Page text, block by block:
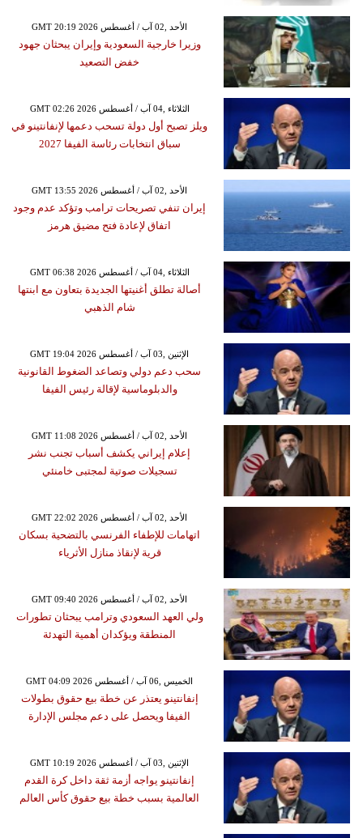
GMT 20:19 2026 الأحد ,02 آب / أغسطس
وزيرا خارجية السعودية وإيران يبحثان جهود
خفض التصعيد
GMT 02:26 2026 الثلاثاء ,04 آب / أغسطس
ويلز تصبح أول دولة تسحب دعمها لإنفانتينو في
سباق انتخابات رئاسة الفيفا 2027
GMT 13:55 2026 الأحد ,02 آب / أغسطس
إيران تنفي تصريحات ترامب وتؤكد عدم وجود
اتفاق لإعادة فتح مضيق هرمز
GMT 06:38 2026 الثلاثاء ,04 آب / أغسطس
أصالة تطلق أغنيتها الجديدة بتعاون مع ابنتها
شام الذهبي
GMT 19:04 2026 الإثنين ,03 آب / أغسطس
سحب دعم دولي وتصاعد الضغوط القانونية
والدبلوماسية لإقالة رئيس الفيفا
GMT 11:08 2026 الأحد ,02 آب / أغسطس
إعلام إيراني يكشف أسباب تجنب نشر
تسجيلات صوتية لمجتبى خامنئي
GMT 22:02 2026 الأحد ,02 آب / أغسطس
اتهامات للإطفاء الفرنسي بالتضحية بسكان
قرية لإنقاذ منازل الأثرياء
GMT 09:40 2026 الأحد ,02 آب / أغسطس
ولي العهد السعودي وترامب يبحثان تطورات
المنطقة ويؤكدان أهمية التهدئة
GMT 04:09 2026 الخميس ,06 آب / أغسطس
إنفانتينو يعتذر عن خطة بيع حقوق بطولات
الفيفا ويحصل على دعم مجلس الإدارة
GMT 10:19 2026 الإثنين ,03 آب / أغسطس
إنفانتينو يواجه أزمة ثقة داخل كرة القدم
العالمية بسبب خطة بيع حقوق كأس العالم